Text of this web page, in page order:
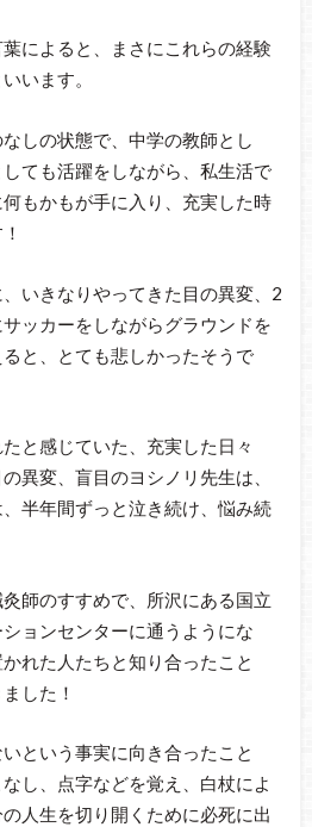
によると、まさにこれらの経験
います。
しの状態で、中学の教師とし
ても活躍をしながら、私生活で
もかもが手に入り、充実した時
いきなりやってきた目の異変、2
ッカーをしながらグラウンドを
と、とても悲しかったそうで
と感じていた、充実した日々
異変、盲目のヨシノリ先生は、
半年間ずっと泣き続け、悩み続
師のすすめで、所沢にある国立
ョンセンターに通うようにな
れた人たちと知り合ったこと
した！
という事実に向き合ったこと
し、点字などを覚え、白杖によ
人生を切り開くために必死に出